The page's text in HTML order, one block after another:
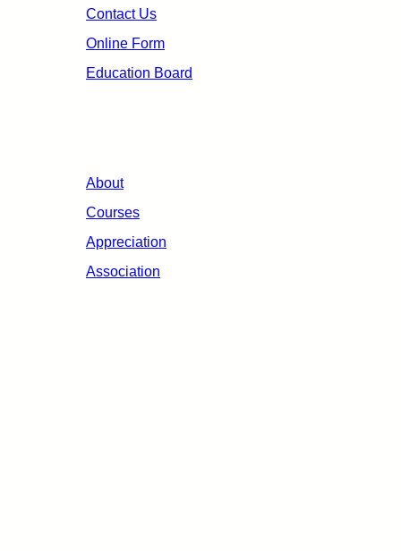
Contact Us
Online Form
Education Board
About
Courses
Appreciation
Association